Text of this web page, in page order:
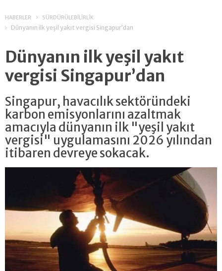
HABERLER SÜRDÜRÜLEBİLİRLİK
Dünyanın ilk yeşil yakıt vergisi Singapur’dan
Dünyanın ilk yeşil yakıt
vergisi Singapur’dan
Singapur, havacılık sektöründeki
karbon emisyonlarını azaltmak
amacıyla dünyanın ilk "yeşil yakıt
vergisi" uygulamasını 2026 yılından
itibaren devreye sokacak.